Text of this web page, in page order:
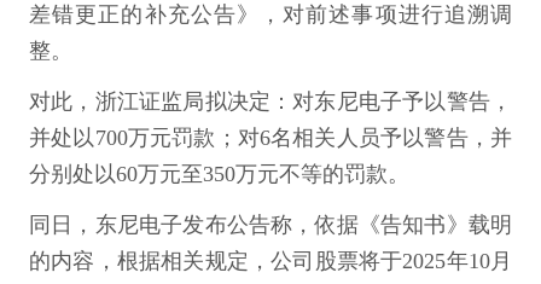
差错更正的补充公告》，对前述事项进行追溯调
整。
对此，浙江证监局拟决定：对东尼电子予以警告，
并处以700万元罚款；对6名相关人员予以警告，并
分别处以60万元至350万元不等的罚款。
同日，东尼电子发布公告称，依据《告知书》载明
的内容，根据相关规定，公司股票将于2025年10月